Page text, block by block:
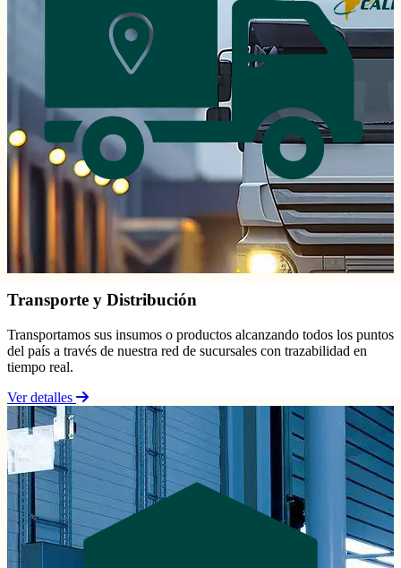
Transporte y Distribución
Transportamos sus insumos o productos alcanzando todos los puntos
del país a través de nuestra red de sucursales con trazabilidad en
tiempo real.
Ver detalles